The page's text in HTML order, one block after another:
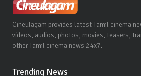
Cineulagam provides latest Tamil cinema
videos, audios, photos, movies, teasers,
other Tamil cinema news 24x7.
Trending News